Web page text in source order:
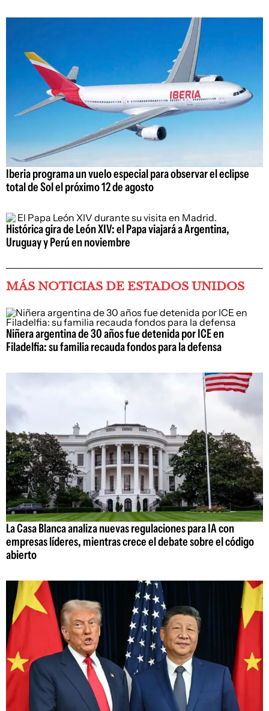
Iberia programa un vuelo especial para observar el eclipse
total de Sol el próximo 12 de agosto
Histórica gira de León XIV: el Papa viajará a Argentina,
Uruguay y Perú en noviembre
MÁS NOTICIAS DE ESTADOS UNIDOS
Niñera argentina de 30 años fue detenida por ICE en
Filadelfia: su familia recauda fondos para la defensa
La Casa Blanca analiza nuevas regulaciones para IA con
empresas líderes, mientras crece el debate sobre el código
abierto